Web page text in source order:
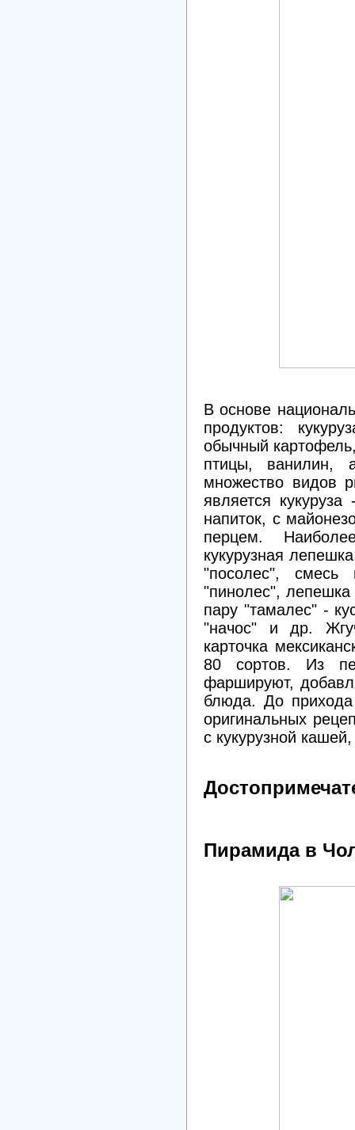
В основе
продуктов:
обычный
птицы, ванилин,
множество видов
является
напиток, с
перцем.
кукурузная
"посолес", смесь
"пинолес", лепешка
пару "тамалес" -
"начос" и др.
карточка
80 сортов. Из
фаршируют,
блюда. До
оригинальных
с кукурузной
Пирамида в